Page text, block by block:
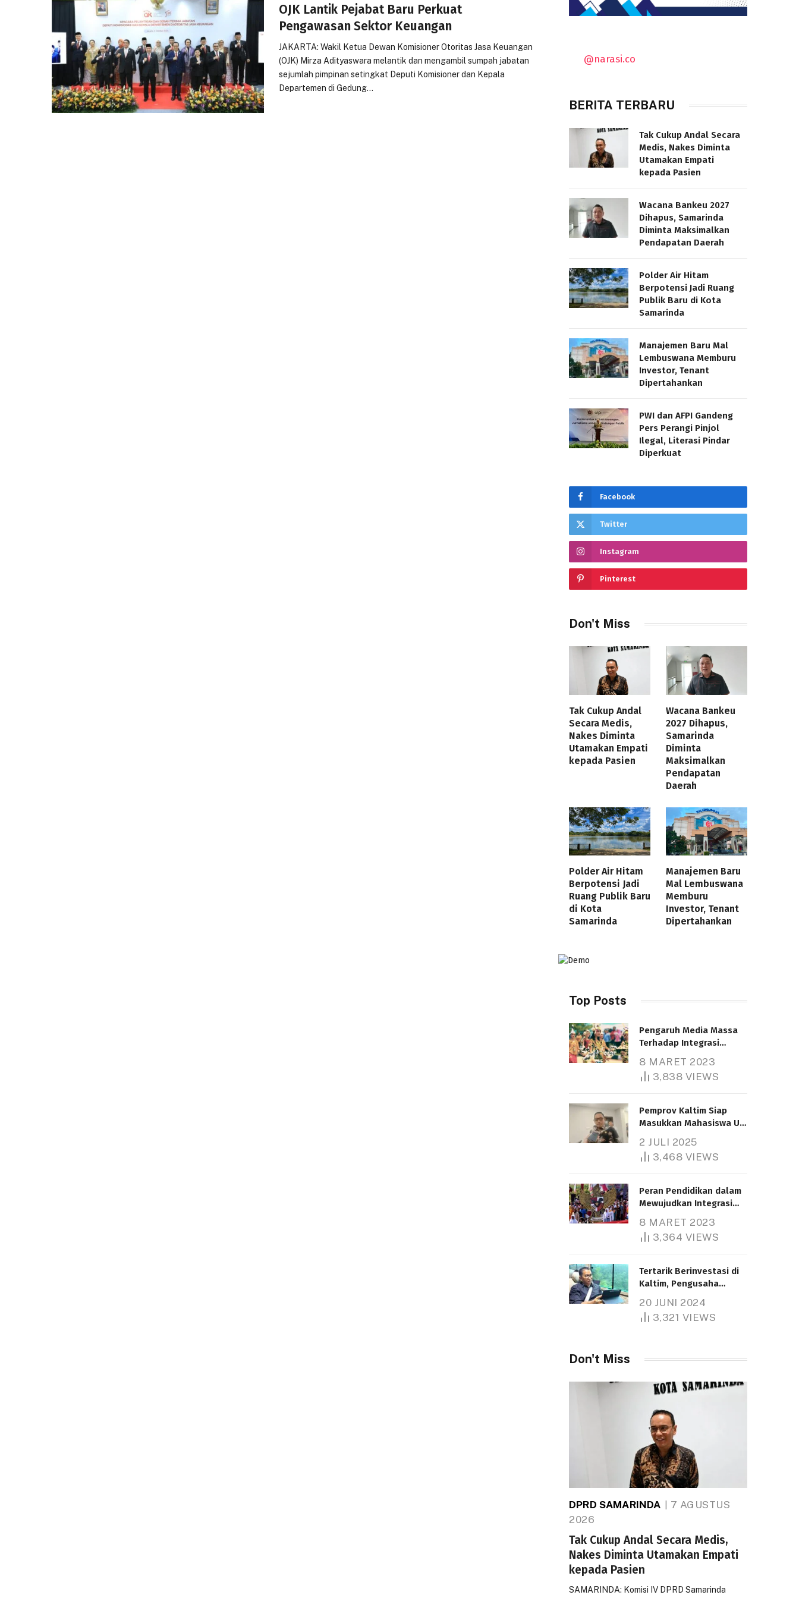
OJK Lantik Pejabat Baru Perkuat
Pengawasan Sektor Keuangan
JAKARTA: Wakil Ketua Dewan Komisioner Otoritas Jasa Keuangan
(OJK) Mirza Adityaswara melantik dan mengambil sumpah jabatan
sejumlah pimpinan setingkat Deputi Komisioner dan Kepala
Departemen di Gedung…
@narasi.co
BERITA TERBARU
Tak Cukup Andal Secara
Medis, Nakes Diminta
Utamakan Empati
kepada Pasien
Wacana Bankeu 2027
Dihapus, Samarinda
Diminta Maksimalkan
Pendapatan Daerah
Polder Air Hitam
Berpotensi Jadi Ruang
Publik Baru di Kota
Samarinda
Manajemen Baru Mal
Lembuswana Memburu
Investor, Tenant
Dipertahankan
PWI dan AFPI Gandeng
Pers Perangi Pinjol
Ilegal, Literasi Pindar
Diperkuat
Facebook
Twitter
Instagram
Pinterest
Don't Miss
Tak Cukup Andal
Secara Medis,
Nakes Diminta
Utamakan Empati
kepada Pasien
Wacana Bankeu
2027 Dihapus,
Samarinda
Diminta
Maksimalkan
Pendapatan
Daerah
Polder Air Hitam
Berpotensi Jadi
Ruang Publik Baru
di Kota
Samarinda
Manajemen Baru
Mal Lembuswana
Memburu
Investor, Tenant
Dipertahankan
Top Posts
Pengaruh Media Massa
Terhadap Integrasi
8 MARET 2023
3,838 VIEWS
Pemprov Kaltim Siap
Masukkan Mahasiswa UT
Bantuan Pendidikan
Gratispol
2 JULI 2025
3,468 VIEWS
Peran Pendidikan dalam
Mewujudkan Integrasi
8 MARET 2023
3,364 VIEWS
Tertarik Berinvestasi di
Kaltim, Pengusaha
1.000 Hektare
20 JUNI 2024
3,321 VIEWS
Don't Miss
DPRD SAMARINDA
7 AGUSTUS
2026
Tak Cukup Andal Secara Medis,
Nakes Diminta Utamakan Empati
kepada Pasien
SAMARINDA: Komisi IV DPRD Samarinda